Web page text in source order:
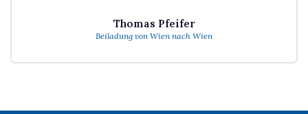
Thomas Pfeifer
Beiladung von Wien nach Wien